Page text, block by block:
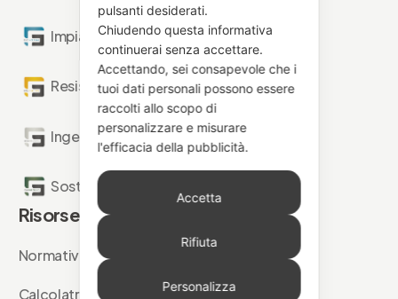
Impianti Antincendio
Resistenza al Fuoco
Ingegneria Forense
Sostenibilità Antincendio
Risorse
Normative
Calcolatrici
pulsanti desiderati.
Chiudendo questa informativa
continuerai senza accettare.
Accettando, sei consapevole che i
tuoi dati personali possono essere
raccolti allo scopo di
personalizzare e misurare
l'efficacia della pubblicità.
Accetta
Rifiuta
Personalizza